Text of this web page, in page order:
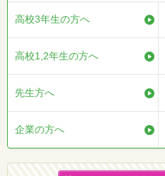
高校3年生の方へ
高校1,2年生の方へ
先生方へ
企業の方へ